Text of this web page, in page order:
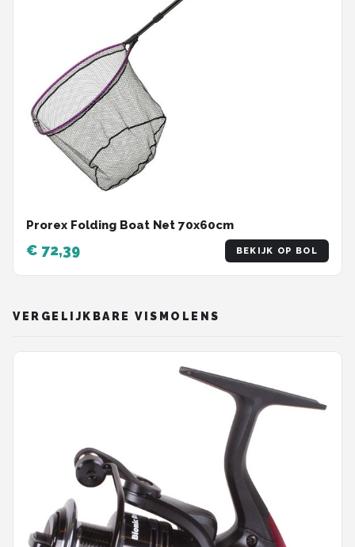
Prorex Folding Boat Net 70x60cm
€ 72,39 BEKIJK OP BOL
VERGELIJKBARE VISMOLENS